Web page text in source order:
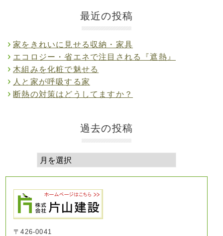
最近の投稿
家をきれいに見せる収納・家具
エコロジー・省エネで注目される『遮熱』
木組みを化粧で魅せる
人と家が呼吸する家
断熱の対策はどうしてますか？
過去の投稿
〒426-0041